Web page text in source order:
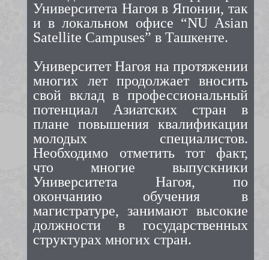
Университета Нагоя в Японии, так
и в локальном офисе “NU Asian
Satellite Campuses” в Ташкенте.
Университет Нагоя на протяжении
многих лет продолжает вносить
свой вклад в профессиональный
потенциал Азиатских стран в
плане повышения квалификации
молодых специалистов.
Необходимо отметить тот факт,
что многие выпускники
Университета Нагоя, по
окончанию обучения в
магистратуре, занимают высокие
должности в государственных
структурах многих стран.